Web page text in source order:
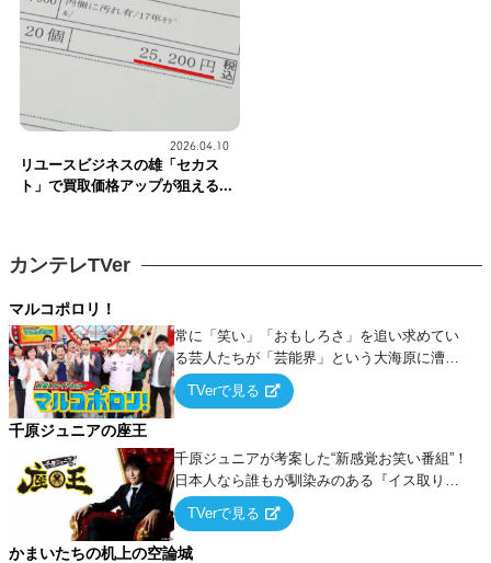
2026.04.10
リユースビジネスの雄「セカス
ト」で買取価格アップが狙える...
カンテレTVer
マルコポロリ！
常に「笑い」「おもしろさ」を追い求めてい
る芸人たちが「芸能界」という大海原に漕ぎ
出でて、新たなオモシロ人間を発掘する！
TVerで見る
千原ジュニアの座王
千原ジュニアが考案した“新感覚お笑い番組”！
日本人なら誰もが馴染みのある『イス取りゲ
ーム』をベースに、大喜利・ギャグ・モノボ
ケ・歌…など様々なお題で芸人がショートネ
タを競い合う！
TVerで見る
かまいたちの机上の空論城